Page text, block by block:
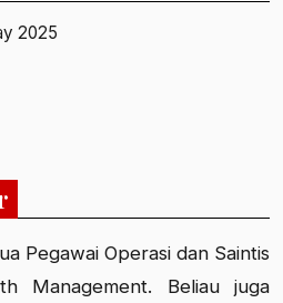
2025
Pegawai Operasi dan Saintis
Management. Beliau juga